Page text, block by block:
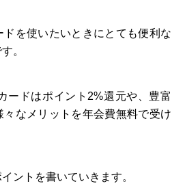
を使いたいときにとても便利な
。
ードはポイント2%還元や、豊富
なメリットを年会費無料で受け
ントを書いていきます。